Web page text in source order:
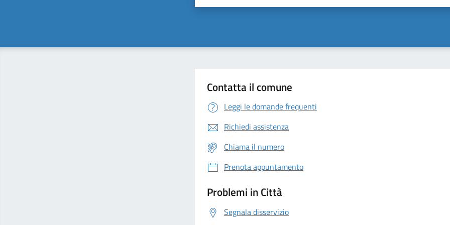
Contatta il comune
Leggi le domande frequenti
Richiedi assistenza
Chiama il numero
Prenota appuntamento
Problemi in Città
Segnala disservizio